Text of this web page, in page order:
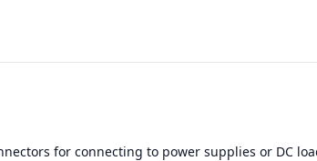
for connecting to power supplies or DC